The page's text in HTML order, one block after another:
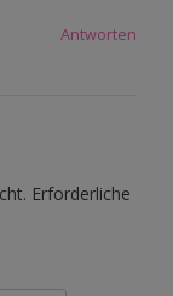
Antworten
Erforderliche